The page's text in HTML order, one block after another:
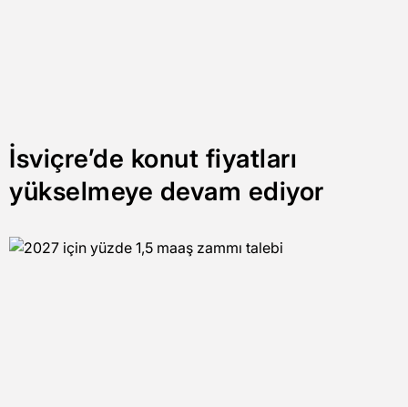
İsviçre’de konut fiyatları
yükselmeye devam ediyor